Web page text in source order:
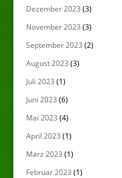
Dezember 2023 (3)
November 2023 (3)
September 2023 (2)
August 2023 (3)
Juli 2023 (1)
Juni 2023 (6)
Mai 2023 (4)
April 2023 (1)
März 2023 (1)
Februar 2023 (1)